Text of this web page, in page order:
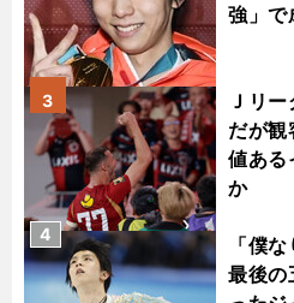
強」で
Ｊリ
だが観
値ある
か
3
「僕
最後の
4